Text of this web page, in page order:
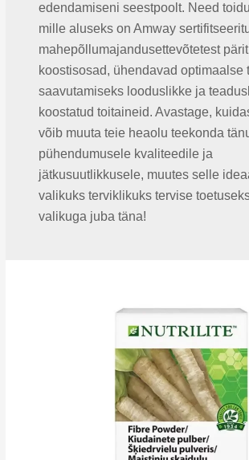
edendamiseni seestpoolt. Need
mille aluseks on Amway
mahepõllumajandusettevõtetest
koostisosad, ühendavad optimaalse
saavutamiseks looduslikke ja
koostatud toitaineid. Avastage,
võib muuta teie heaolu teekonda
pühendumusele kvaliteedile ja
jätkusuutlikkusele, muutes selle
valikuks terviklikuks tervise
valikuga juba täna!